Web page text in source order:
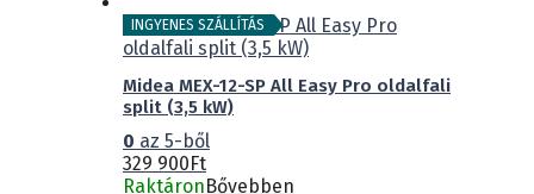
INGYENES SZÁLLÍTÁS
Midea MEX-12-SP All Easy Pro oldalfali
split (3,5 kW)
0 az 5-ből
329 900Ft
RaktáronBővebben